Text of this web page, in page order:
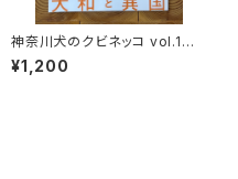
神奈川犬のクビネッコ vol.1
特集：大和と異国
¥1,200